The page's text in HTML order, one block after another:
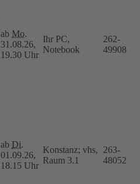
ab Mo.
31.08.26,
19.30 Uhr
Ihr PC,
Notebook
262-
49908
ab Di.
01.09.26,
18.15 Uhr
Konstanz; vhs,
Raum 3.1
263-
48052